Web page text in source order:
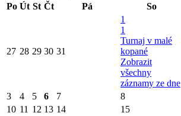
Po Út St Čt Pá So
27 28 29 30 31
1
1
Turnaj v malé
kopané
Zobrazit
všechny
záznamy ze dne
3 4 5 6 7 8
10 11 12 13 14 15